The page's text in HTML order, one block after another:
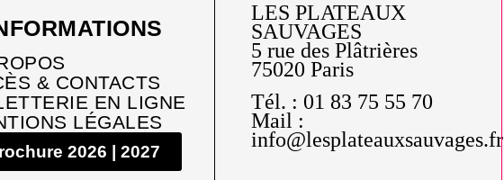
& CONTACTS
EN LIGNE
LÉGALES
2026 | 2027
LES PLATEAUX
SAUVAGES
5 rue des Plâtrières
75020 Paris
Tél. : 01 83 75 55 70
Mail :
info@lesplateauxsauvages.fr